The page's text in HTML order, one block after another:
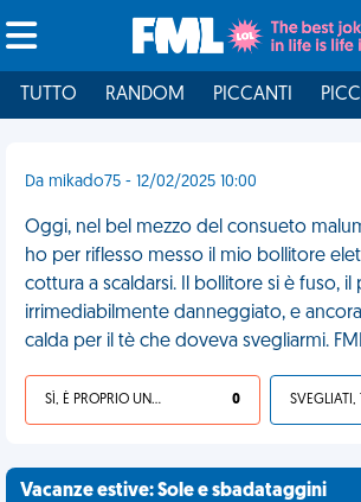
TUTTO RANDOM PICCANTI
Da mikado75 - 12/02/2025 10:00
Oggi, nel bel mezzo del consueto
ho per riflesso messo il mio bollitore
cottura a scaldarsi. Il bollitore si è fuso,
irrimediabilmente danneggiato, e
calda per il tè che doveva svegliarmi.
SÌ, È PROPRIO UNA VDM! 0
Vacanze estive: Sole e sbadataggini